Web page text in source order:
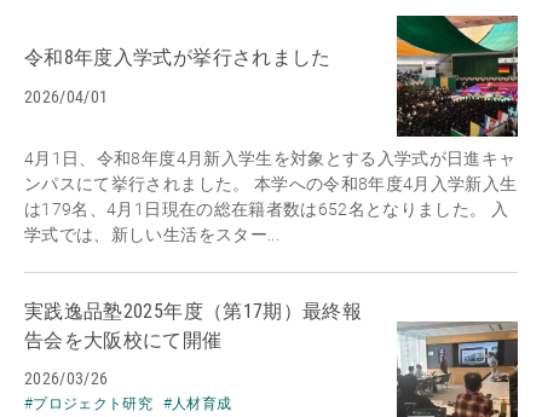
令和8年度入学式が挙行されました
2026/04/01
4月1日、令和8年度4月新入学生を対象とする入学式が日進キャ
ンパスにて挙行されました。 本学への令和8年度4月入学新入生
は179名、4月1日現在の総在籍者数は652名となりました。 入
学式では、新しい生活をスター...
実践逸品塾2025年度（第17期）最終報
告会を大阪校にて開催
2026/03/26
#プロジェクト研究
#人材育成